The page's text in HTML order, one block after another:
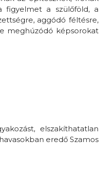
figyelmet a szülőföld, a
aggódó féltésre,
meghúzódó képsorokat
elszakíthatatlan
eredő Szamos